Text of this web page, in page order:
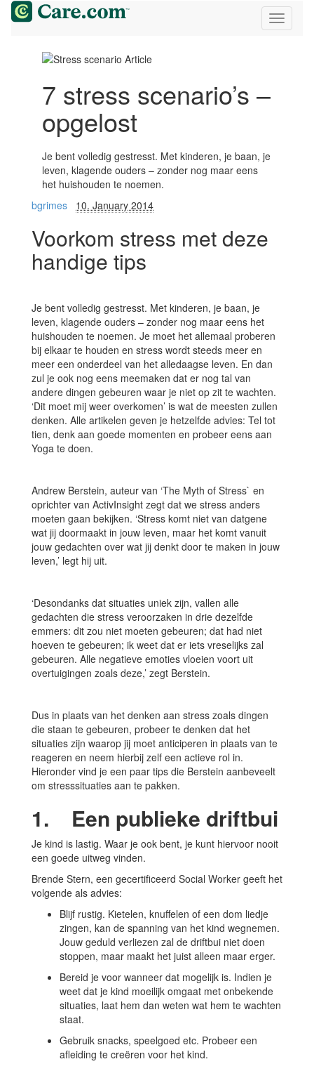
7 stress scenario’s –
opgelost
Je bent volledig gestresst. Met kinderen, je baan, je
leven, klagende ouders – zonder nog maar eens
het huishouden te noemen.
bgrimes
10. January 2014
Voorkom stress met deze
handige tips
Je bent volledig gestresst. Met kinderen, je baan, je
leven, klagende ouders – zonder nog maar eens het
huishouden te noemen. Je moet het allemaal proberen
bij elkaar te houden en stress wordt steeds meer en
meer een onderdeel van het alledaagse leven. En dan
zul je ook nog eens meemaken dat er nog tal van
andere dingen gebeuren waar je niet op zit te wachten.
‘Dit moet mij weer overkomen’ is wat de meesten zullen
denken. Alle artikelen geven je hetzelfde advies: Tel tot
tien, denk aan goede momenten en probeer eens aan
Yoga te doen.
Andrew Berstein, auteur van ‘The Myth of Stress` en
oprichter van ActivInsight zegt dat we stress anders
moeten gaan bekijken. ‘Stress komt niet van datgene
wat jij doormaakt in jouw leven, maar het komt vanuit
jouw gedachten over wat jij denkt door te maken in jouw
leven,’ legt hij uit.
‘Desondanks dat situaties uniek zijn, vallen alle
gedachten die stress veroorzaken in drie dezelfde
emmers: dit zou niet moeten gebeuren; dat had niet
hoeven te gebeuren; ik weet dat er iets vreselijks zal
gebeuren. Alle negatieve emoties vloeien voort uit
overtuigingen zoals deze,’ zegt Berstein.
Dus in plaats van het denken aan stress zoals dingen
die staan te gebeuren, probeer te denken dat het
situaties zijn waarop jij moet anticiperen in plaats van te
reageren en neem hierbij zelf een actieve rol in.
Hieronder vind je een paar tips die Berstein aanbeveelt
om stresssituaties aan te pakken.
1. Een publieke driftbui
Je kind is lastig. Waar je ook bent, je kunt hiervoor nooit
een goede uitweg vinden.
Brende Stern, een gecertificeerd Social Worker geeft het
volgende als advies:
Blijf rustig. Kietelen, knuffelen of een dom liedje
zingen, kan de spanning van het kind wegnemen.
Jouw geduld verliezen zal de driftbui niet doen
stoppen, maar maakt het juist alleen maar erger.
Bereid je voor wanneer dat mogelijk is. Indien je
weet dat je kind moeilijk omgaat met onbekende
situaties, laat hem dan weten wat hem te wachten
staat.
Gebruik snacks, speelgoed etc. Probeer een
afleiding te creëren voor het kind.